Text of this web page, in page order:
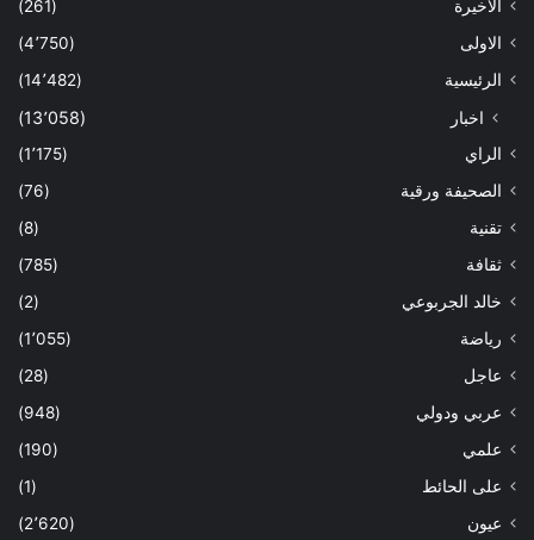
الاخيرة
(261)
الاولى
(4٬750)
الرئيسية
(14٬482)
اخبار (13٬058)
الراي
(1٬175)
الصحيفة ورقية
(76)
تقنية
(8)
ثقافة
(785)
خالد الجربوعي
(2)
رياضة
(1٬055)
عاجل
(28)
عربي ودولي
(948)
علمي
(190)
على الحائط
(1)
عيون
(2٬620)